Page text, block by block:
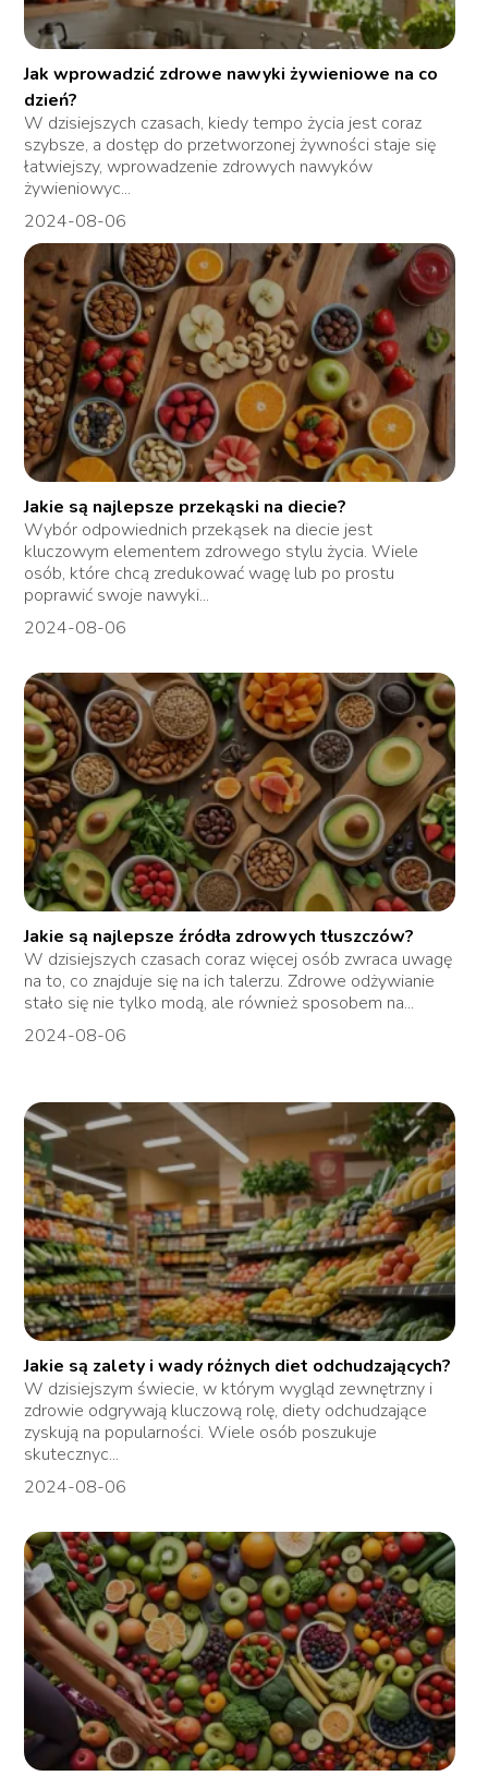
Jak wprowadzić zdrowe nawyki żywieniowe na co
dzień?
W dzisiejszych czasach, kiedy tempo życia jest coraz
szybsze, a dostęp do przetworzonej żywności staje się
łatwiejszy, wprowadzenie zdrowych nawyków
żywieniowyc...
2024-08-06
Jakie są najlepsze przekąski na diecie?
Wybór odpowiednich przekąsek na diecie jest
kluczowym elementem zdrowego stylu życia. Wiele
osób, które chcą zredukować wagę lub po prostu
poprawić swoje nawyki...
2024-08-06
Jakie są najlepsze źródła zdrowych tłuszczów?
W dzisiejszych czasach coraz więcej osób zwraca uwagę
na to, co znajduje się na ich talerzu. Zdrowe odżywianie
stało się nie tylko modą, ale również sposobem na...
2024-08-06
Jakie są zalety i wady różnych diet odchudzających?
W dzisiejszym świecie, w którym wygląd zewnętrzny i
zdrowie odgrywają kluczową rolę, diety odchudzające
zyskują na popularności. Wiele osób poszukuje
skutecznyc...
2024-08-06